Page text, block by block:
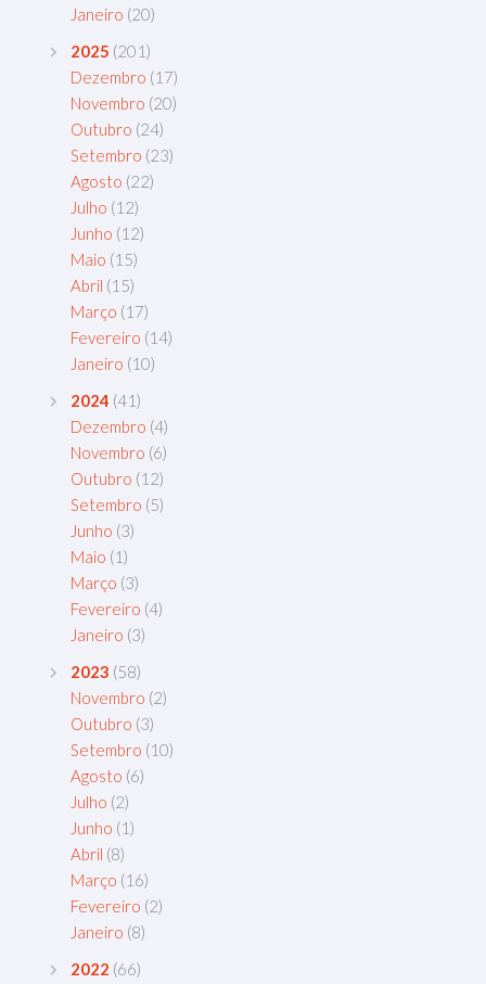
Janeiro (20)
2025 (201)
Dezembro (17)
Novembro (20)
Outubro (24)
Setembro (23)
Agosto (22)
Julho (12)
Junho (12)
Maio (15)
Abril (15)
Março (17)
Fevereiro (14)
Janeiro (10)
2024 (41)
Dezembro (4)
Novembro (6)
Outubro (12)
Setembro (5)
Junho (3)
Maio (1)
Março (3)
Fevereiro (4)
Janeiro (3)
2023 (58)
Novembro (2)
Outubro (3)
Setembro (10)
Agosto (6)
Julho (2)
Junho (1)
Abril (8)
Março (16)
Fevereiro (2)
Janeiro (8)
2022 (66)